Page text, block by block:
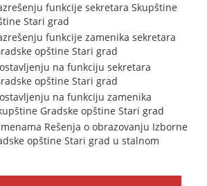
funkcije sekretara Skupštine
Stari grad
funkcije zamenika sekretara
opštine Stari grad
na funkciju sekretara
opštine Stari grad
na funkciju zamenika
Gradske opštine Stari grad
Rešenja o obrazovanju Izborne
opštine Stari grad u stalnom